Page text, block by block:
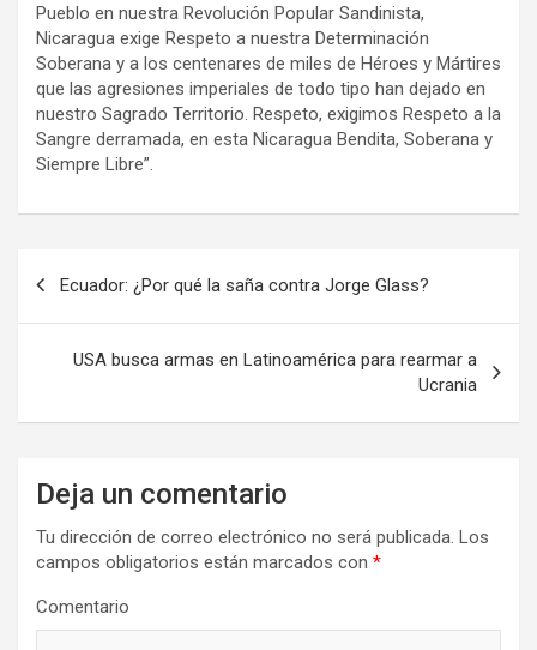
Pueblo en nuestra Revolución Popular Sandinista,
Nicaragua exige Respeto a nuestra Determinación
Soberana y a los centenares de miles de Héroes y Mártires
que las agresiones imperiales de todo tipo han dejado en
nuestro Sagrado Territorio. Respeto, exigimos Respeto a la
Sangre derramada, en esta Nicaragua Bendita, Soberana y
Siempre Libre”.
g
Ecuador: ¿Por qué la saña contra Jorge Glass?
USA busca armas en Latinoamérica para rearmar a
Ucrania
Deja un comentario
Tu dirección de correo electrónico no será publicada. Los
campos obligatorios están marcados con *
Comentario